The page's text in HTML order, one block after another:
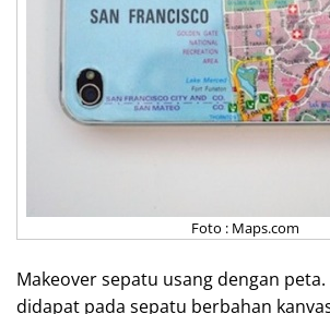
Foto : Maps.com
Makeover sepatu usang dengan
didapat pada sepatu berbahan